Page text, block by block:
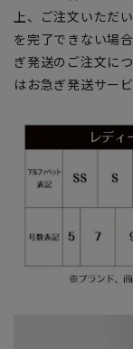
上、ご注文いただ
を完了できない場
ぎ発送のご注文に
はお急ぎ発送サー